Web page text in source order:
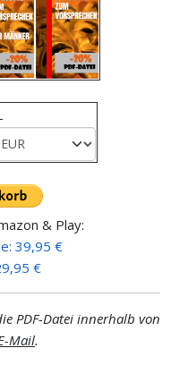
& Play:
39,95 €
€
PDF-Datei innerhalb von
Mail.